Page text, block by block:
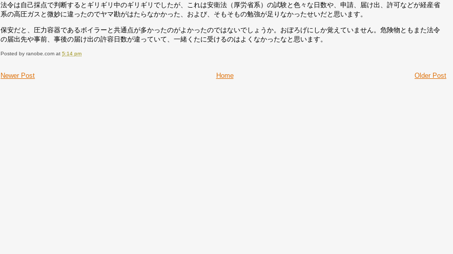
法令は自己採点で判断するとギリギリ中のギリギリでしたが、これは安衛法（厚労省系）の試験と色々な日数や、申請、届け出、許可などが経産省
系の高圧ガスと微妙に違ったのでヤマ勘がはたらなかかった、および、そもそもの勉強が足りなかったせいだと思います。
保安だと、圧力容器であるボイラーと共通点が多かったのがよかったのではないでしょうか。おぼろげにしか覚えていません。危険物ともまた法令
の届出先や事前、事後の届け出の許容日数が違っていて、一緒くたに受けるのはよくなかったなと思います。
Posted byranobe.com at5:14 pm
Newer Post Older Post
Home